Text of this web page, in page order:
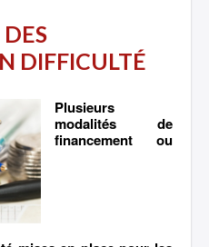
DIFFICULTÉ
Plusieurs
modalités de
financement ou